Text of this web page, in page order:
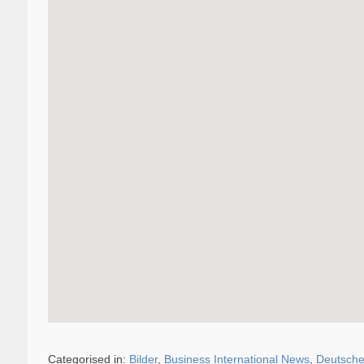
Categorised in: Bilder, Business International News,